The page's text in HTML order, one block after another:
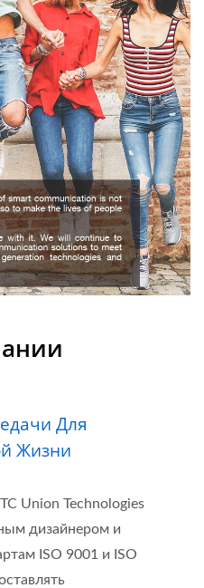
Для
Жизни
Union Technologies
дизайнером и
ISO 9001 и ISO